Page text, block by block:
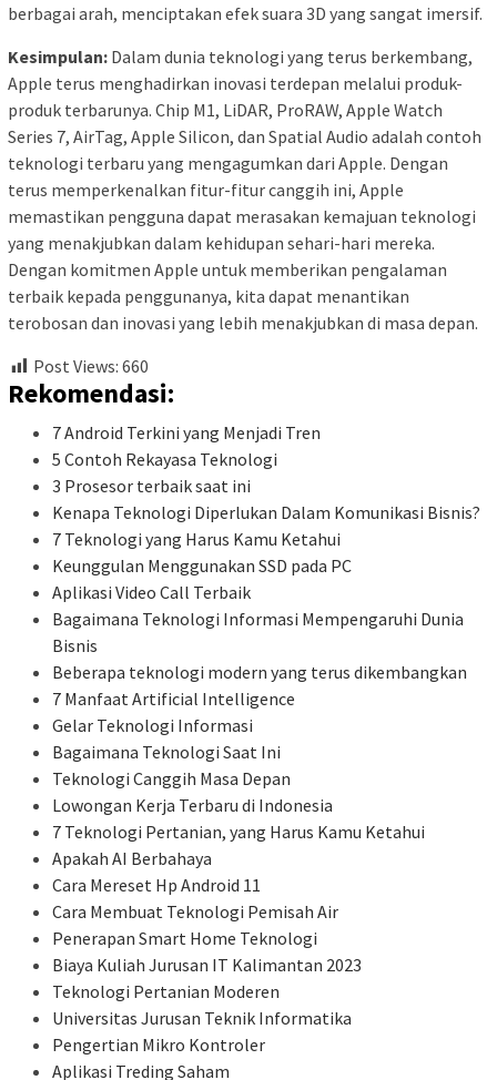
berbagai arah, menciptakan efek suara 3D yang sangat imersif.
Kesimpulan: Dalam dunia teknologi yang terus berkembang,
Apple terus menghadirkan inovasi terdepan melalui produk-
produk terbarunya. Chip M1, LiDAR, ProRAW, Apple Watch
Series 7, AirTag, Apple Silicon, dan Spatial Audio adalah contoh
teknologi terbaru yang mengagumkan dari Apple. Dengan
terus memperkenalkan fitur-fitur canggih ini, Apple
memastikan pengguna dapat merasakan kemajuan teknologi
yang menakjubkan dalam kehidupan sehari-hari mereka.
Dengan komitmen Apple untuk memberikan pengalaman
terbaik kepada penggunanya, kita dapat menantikan
terobosan dan inovasi yang lebih menakjubkan di masa depan.
Post Views: 660
Rekomendasi:
7 Android Terkini yang Menjadi Tren
5 Contoh Rekayasa Teknologi
3 Prosesor terbaik saat ini
Kenapa Teknologi Diperlukan Dalam Komunikasi Bisnis?
7 Teknologi yang Harus Kamu Ketahui
Keunggulan Menggunakan SSD pada PC
Aplikasi Video Call Terbaik
Bagaimana Teknologi Informasi Mempengaruhi Dunia
Bisnis
Beberapa teknologi modern yang terus dikembangkan
7 Manfaat Artificial Intelligence
Gelar Teknologi Informasi
Bagaimana Teknologi Saat Ini
Teknologi Canggih Masa Depan
Lowongan Kerja Terbaru di Indonesia
7 Teknologi Pertanian, yang Harus Kamu Ketahui
Apakah AI Berbahaya
Cara Mereset Hp Android 11
Cara Membuat Teknologi Pemisah Air
Penerapan Smart Home Teknologi
Biaya Kuliah Jurusan IT Kalimantan 2023
Teknologi Pertanian Moderen
Universitas Jurusan Teknik Informatika
Pengertian Mikro Kontroler
Aplikasi Treding Saham